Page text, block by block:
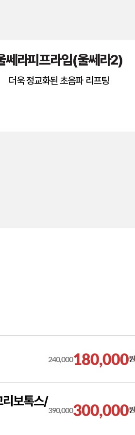
쎄라피프라임(울쎄라2)
더욱 정교화된 초음파 리프팅
240,000180,000원
보톡스/
390,000300,000원